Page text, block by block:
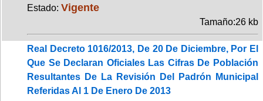
Estado: Vigente
Tamaño:26 kb
Real Decreto 1016/2013, De 20 De Diciembre, Por El
Que Se Declaran Oficiales Las Cifras De Población
Resultantes De La Revisión Del Padrón Municipal
Referidas Al 1 De Enero De 2013